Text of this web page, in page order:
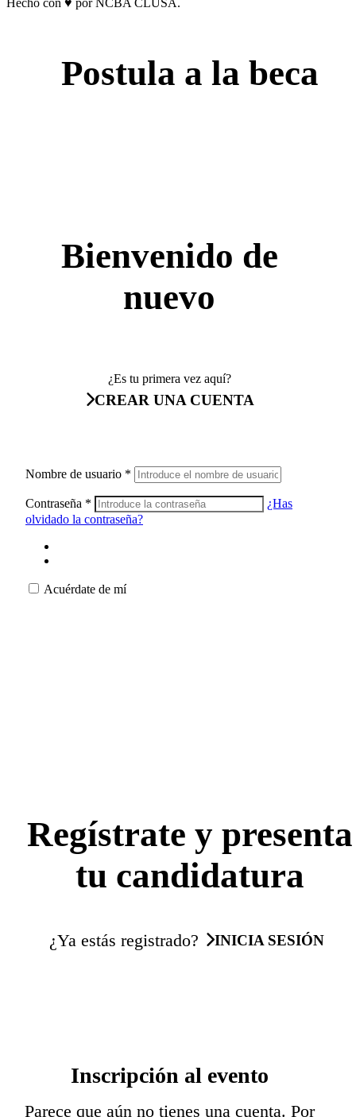
Hecho con ♥ por NCBA CLUSA.
Postula a la beca
Bienvenido de
nuevo
¿Es tu primera vez aquí?
CREAR UNA CUENTA
Nombre de usuario *
Contraseña *
¿Has
olvidado la contraseña?
Acuérdate de mí
Regístrate y presenta
tu candidatura
¿Ya estás registrado? INICIA SESIÓN
Inscripción al evento
Parece que aún no tienes una cuenta. Por